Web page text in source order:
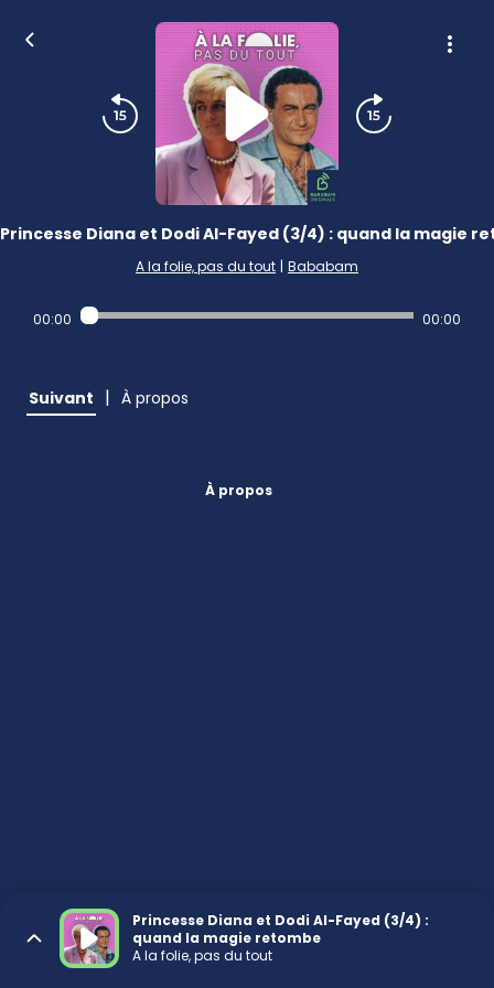
Princesse Diana et Dodi Al-Fayed (3/4) : quand la magie
A la folie, pas du tout | Bababam
00:00 00:00
Suivant | À propos
À propos
Princesse Diana et Dodi Al-Fayed (3/4) :
quand la magie retombe
A la folie, pas du tout